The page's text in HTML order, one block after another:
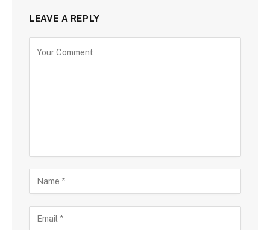
LEAVE A REPLY